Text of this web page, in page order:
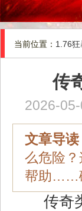
当前位置： 1.76
传
2026-
文章导读
么危险
帮助……
传奇